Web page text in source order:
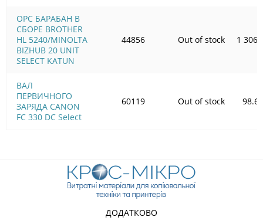
OPC БАРАБАН В
СБОРЕ BROTHER
HL 5240/MINOLTA
BIZHUB 20 UNIT
SELECT KATUN
ВАЛ
ПЕРВИЧНОГО
ЗАРЯДА CANON
FC 330 DC Select
44856 Out of stock 1
60119 Out of stock 98.66
ДОДАТКОВО